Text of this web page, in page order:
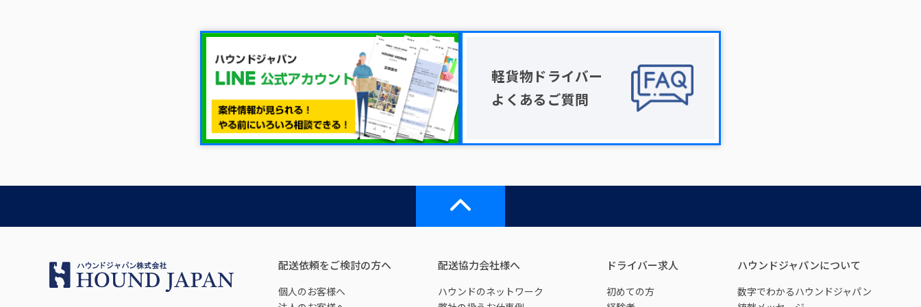
軽貨物ドライバー
よくあるご質問
配送依頼をご検討の方へ
個人のお客様へ
配送協力会社様へ
ハウンドのネットワーク
ドライバー求人
初めての方
ハウンドジャパンについて
数字でわかるハウンドジャパン